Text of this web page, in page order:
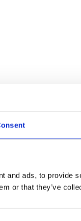
and ads, to provide
or that they’ve